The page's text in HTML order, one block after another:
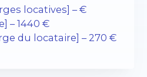
locatives] – €
– 1440 €
du locataire] – 270 €